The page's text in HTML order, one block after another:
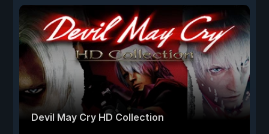
Devil May Cry HD Collection